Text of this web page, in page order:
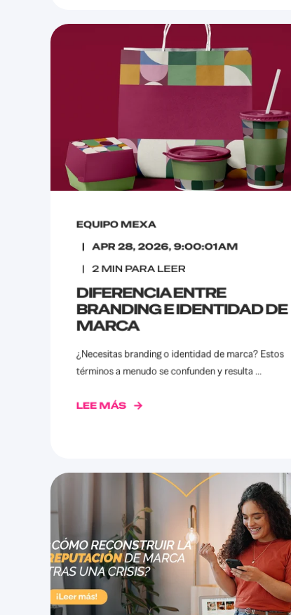
EQUIPO MEXA
APR 28, 2026, 9:00:01 AM
2MIN PARA LEER
DIFERENCIA ENTRE
BRANDING E IDENTIDAD DE
MARCA
¿Necesitas branding o identidad de marca? Estos
términos a menudo se confunden y resulta ...
LEE MÁS